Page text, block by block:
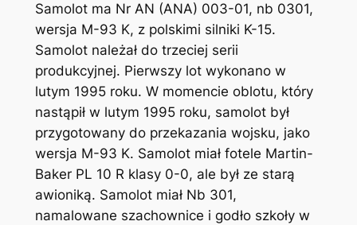
Samolot ma Nr AN (ANA) 003-01, nb 0301,
wersja M-93 K, z polskimi silniki K-15.
Samolot należał do trzeciej serii
produkcyjnej. Pierwszy lot wykonano w
lutym 1995 roku. W momencie oblotu, który
nastąpił w lutym 1995 roku, samolot był
przygotowany do przekazania wojsku, jako
wersja M-93 K. Samolot miał fotele Martin-
Baker PL 10 R klasy 0-0, ale był ze starą
awioniką. Samolot miał Nb 301,
namalowane szachownice i godło szkoły w